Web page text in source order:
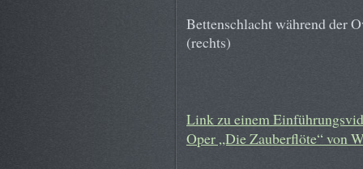
Bettenschlacht während der
(rechts)
Link zu einem
Oper „Die Zauberflöte“ von